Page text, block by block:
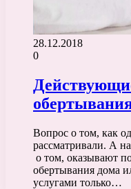
28.12.2018
0
Вопрос о том, как
рассматривали. А
о том, оказывают
обертывания дома
услугами только…